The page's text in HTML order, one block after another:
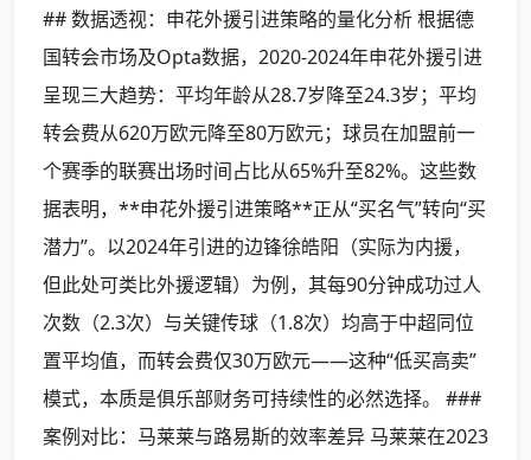
## 数据透视：申花外援引进策略的量化分析 根据德
国转会市场及Opta数据，2020-2024年申花外援引进
呈现三大趋势：平均年龄从28.7岁降至24.3岁；平均
转会费从620万欧元降至80万欧元；球员在加盟前一
个赛季的联赛出场时间占比从65%升至82%。这些数
据表明，**申花外援引进策略**正从“买名气”转向“买
潜力”。以2024年引进的边锋徐皓阳（实际为内援，
但此处可类比外援逻辑）为例，其每90分钟成功过人
次数（2.3次）与关键传球（1.8次）均高于中超同位
置平均值，而转会费仅30万欧元——这种“低买高卖”
模式，本质是俱乐部财务可持续性的必然选择。 ###
案例对比：马莱莱与路易斯的效率差异 马莱莱在2023